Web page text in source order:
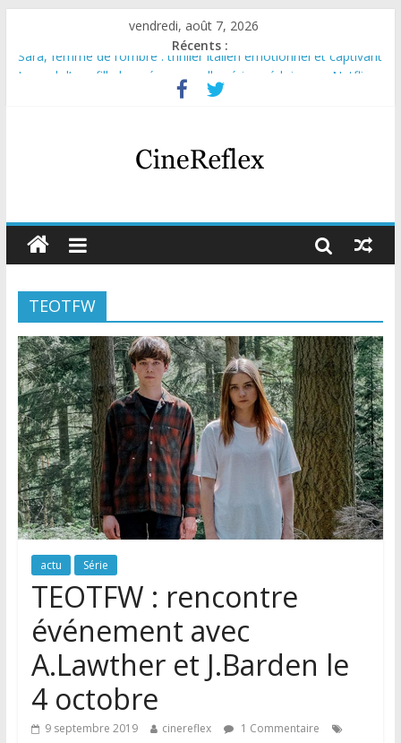
vendredi, août 7, 2026
Récents :
Sara, femme de l’ombre : thriller italien émotionnel et captivant
Journal d’une fille larguée : nouvelle série suédoise sur Netflix
Aema : mini-série sur le tournage d’un film érotique devenu
Olympo, saison 1 : nouvelle série qui séduira les fans de
TEOTFW
actu Série
TEOTFW : rencontre
événement avec
A.Lawther et J.Barden le
4 octobre
9 septembre 2019 cinereflex
1 Commentaire